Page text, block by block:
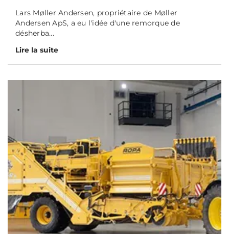
Lars Møller Andersen, propriétaire de Møller
Andersen ApS, a eu l'idée d'une remorque de
désherba...
Lire la suite